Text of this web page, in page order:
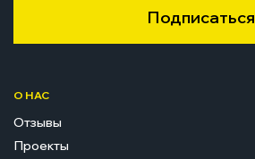
Подписаться
О НАС
Отзывы
Проекты